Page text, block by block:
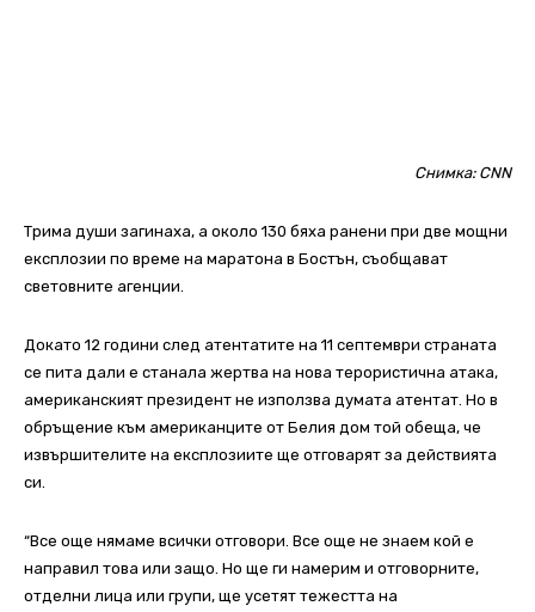
Снимка: CNN
Трима души загинаха, а около 130 бяха ранени при две мощни
експлозии по време на маратона в Бостън, съобщават
световните агенции.
Докато 12 години след атентатите на 11 септември страната
се пита дали е станала жертва на нова терористична атака,
американският президент не използва думата атентат. Но в
обръщение към американците от Белия дом той обеща, че
извършителите на експлозиите ще отговарят за действията
си.
“Все още нямаме всички отговори. Все още не знаем кой е
направил това или защо. Но ще ги намерим и отговорните,
отделни лица или групи, ще усетят тежестта на